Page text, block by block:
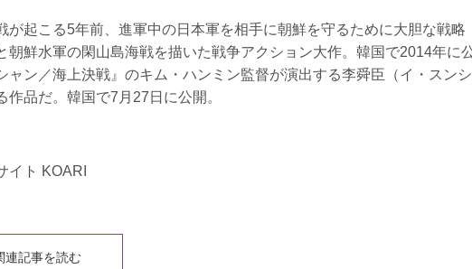
が起こる5年前、進軍中の日本軍を相手に朝鮮を守るために大胆な戦略
朝鮮水軍の閑山島海戦を描いた戦争アクション大作。韓国で2014年に
ャン／海上決戦』のキム・ハンミン監督が演出する李舜臣（イ・スンシ
品だ。韓国で7月27日に公開。
イト KOARI
連記事を読む